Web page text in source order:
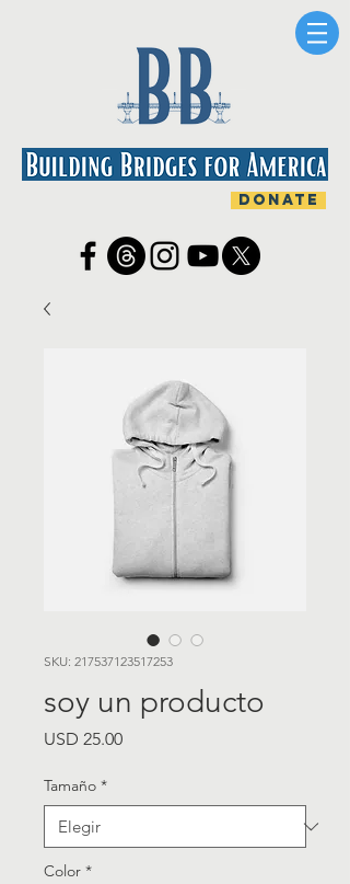
DONATE
SKU: 217537123517253
soy un producto
USD 25.00Precio
Tamaño *
Color *